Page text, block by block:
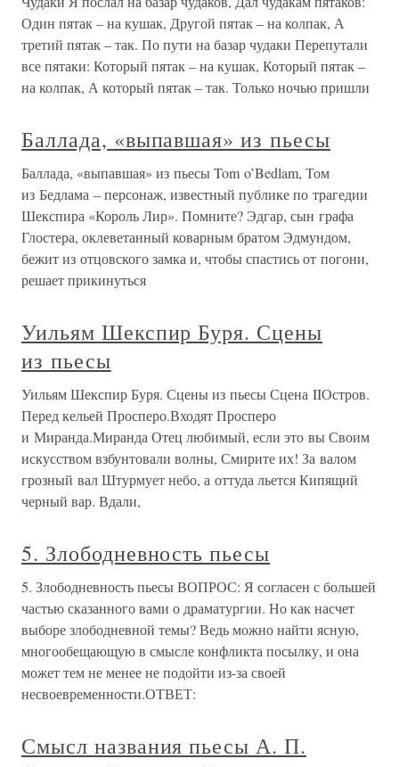
Один пятак – на кушак, Другой пятак – на колпак, А
третий пятак – так. По пути на базар чудаки Перепутали
все пятаки: Который пятак – на кушак, Который пятак –
на колпак, А который пятак – так. Только ночью пришли
Баллада, «выпавшая» из пьесы
Баллада, «выпавшая» из пьесы Tom o’Bedlam, Том
из Бедлама – персонаж, известный публике по трагедии
Шекспира «Король Лир». Помните? Эдгар, сын графа
Глостера, оклеветанный коварным братом Эдмундом,
бежит из отцовского замка и, чтобы спастись от погони,
решает прикинуться
Уильям Шекспир Буря. Сцены
из пьесы
Уильям Шекспир Буря. Сцены из пьесы Сцена IIОстров.
Перед кельей Просперо.Входят Просперо
и Миранда.Миранда Отец любимый, если это вы Своим
искусством взбунтовали волны, Смирите их! За валом
грозный вал Штурмует небо, а оттуда льется Кипящий
черный вар. Вдали,
5. Злободневность пьесы
5. Злободневность пьесы ВОПРОС: Я согласен с большей
частью сказанного вами о драматургии. Но как насчет
выборе злободневной темы? Ведь можно найти ясную,
многообещающую в смысле конфликта посылку, и она
может тем не менее не подойти из-за своей
несвоевременности.ОТВЕТ:
Смысл названия пьесы А. П.